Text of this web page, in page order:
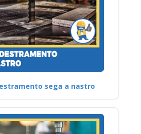
sega a nastro